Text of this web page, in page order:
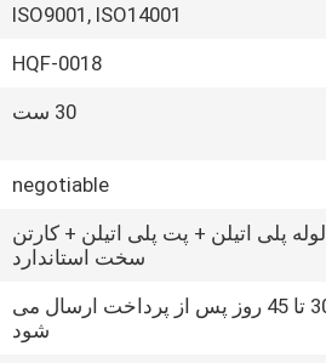
ISO9001, ISO14001
HQF-0018
30 ست
negotiable
لوله پلی اتیلن + پت پلی اتیلن + کارتن
سخت استاندارد
30 تا 45 روز پس از پرداخت ارسال می
شود